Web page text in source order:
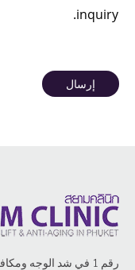
inquiry.
إرسال
رقم 1 في شد الوجه